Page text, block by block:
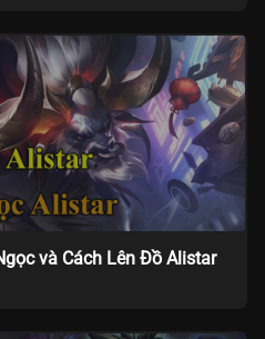
và Cách Lên Đồ Alistar